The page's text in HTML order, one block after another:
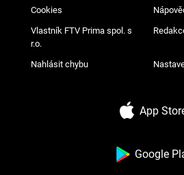
Cookies
Vlastník FTV Prima spol. s
r.o.
Nahlásit chybu
App
Google